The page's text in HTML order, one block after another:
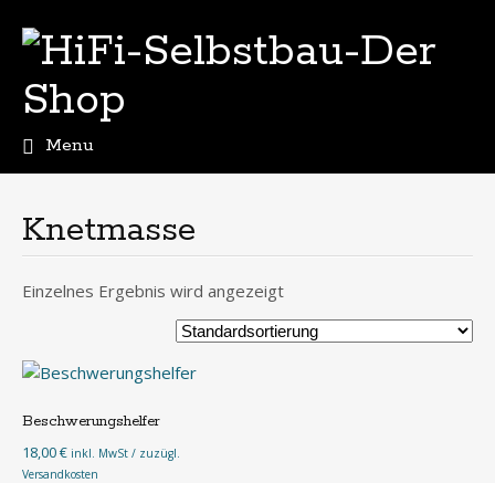
Menu
Knetmasse
Einzelnes Ergebnis wird angezeigt
Beschwerungshelfer
18,00€ inkl. MwSt / zuzügl.
Versandkosten